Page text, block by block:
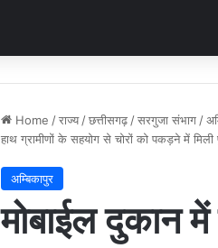
Home /राज्य/छत्तीसगढ़/सरगुजा संभाग/
हाथ ग्रामीणों के सहयोग से चोरों को पकड़ने में
अम्बिकापुर
मोबाईल दुकान